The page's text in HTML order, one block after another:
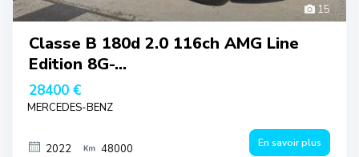
15
Classe B 180d 2.0 116ch AMG Line
Edition 8G-...
28400 €
MERCEDES-BENZ
2022 48000 En savoir plus